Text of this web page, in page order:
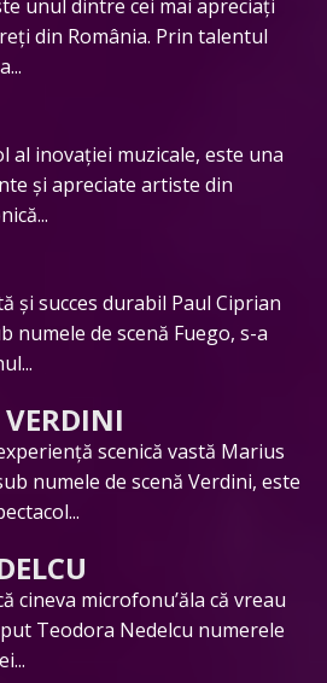
unul dintre cei mai apreciați
din România. Prin talentul
al inovației muzicale, este una
și apreciate artiste din
și succes durabil Paul Ciprian
numele de scenă Fuego, s-a
scenică vastă Marius
numele de scenă Verdini, este
cineva microfonu’ăla că vreau
Teodora Nedelcu numerele